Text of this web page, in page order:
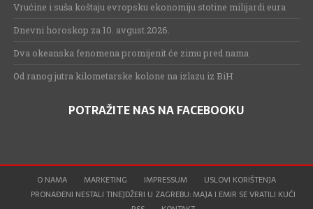
Vrućine i suša koštaju evropsku ekonomiju stotine milijardi eura
Dnevni horoskop za 10. avgust.2026.
Dva okeanska fenomena promijenit će zimu pred nama
Od ranog jutra kilometarske kolone na izlazu iz BiH
POTRAŽITE NAS NA FACEBOOKU
O NAMA MARKETING IMPRESSUM
USLOVI KORIŠTENJA
PRONAĐENI NESTALI TINEJDŽERI U ZAGREBU: MAJA I EMIR SE VRATILI KUĆI